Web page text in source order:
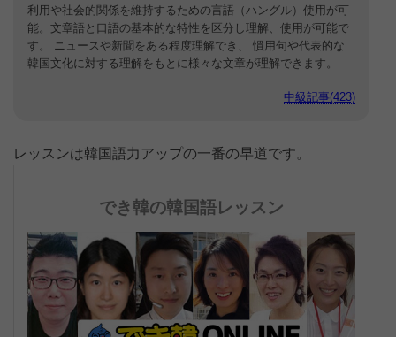
利用や社会的関係を維持するための言語（ハングル）使用が可
能。文章語と口語の基本的な特性を区分し理解、使用が可能で
す。 ニュースや新聞をある程度理解でき、 慣用句や代表的な
韓国文化に対する理解をもとに様々な文章が理解できます。
中級記事(423)
レッスンは韓国語力アップの一番の早道です。
でき韓の韓国語レッスン